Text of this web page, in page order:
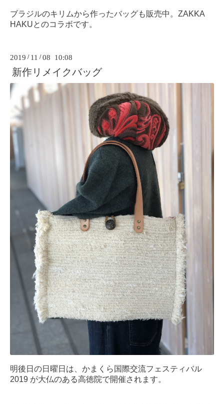
ブラジルのキリムから作ったバッグも販売中。ZAKKA
HAKUとのコラボです。
2019 / 11 /08 10:08
新作リメイクバッグ
明後日の日曜日は、かまくら国際交流フェスティバル
2019 が大仏のある高徳院で開催されます。